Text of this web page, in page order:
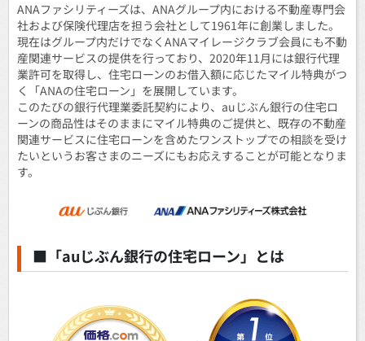
ANAファシリティーズは、ANAグループ内における不動産専門会
社および保険代理店を担う会社として1961年に創業しました。
現在はグループ内だけでなくANAマイレージクラブ会員にも不動
産関連サービスの提供を行っており、2020年11月には銀行代理
業許可を取得し、住宅ローンのお借入額に応じたマイル特典がつ
く「ANAの住宅ローン」を展開しています。
このたびの銀行代理業委託契約により、auじぶん銀行の住宅ロ
ーンの商品性はそのままにマイル特典のご提供と、既存の不動産
関連サービスに住宅ローンを含めたワンストップでの相談を受け
たいというお客さまのニーズにもお応えすることが可能となりま
す。
■「auじぶん銀行の住宅ローン」とは